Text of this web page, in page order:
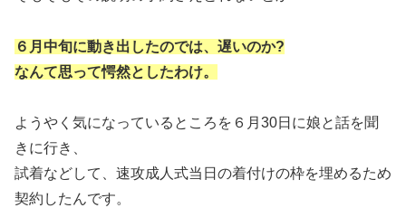
６月中旬に動き出したのでは、遅いのか?
なんて思って愕然としたわけ。
ようやく気になっているところを６月30日に娘と話を聞
きに行き、
試着などして、速攻成人式当日の着付けの枠を埋めるため
契約したんです。